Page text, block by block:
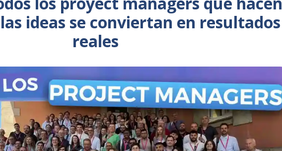
ideas se conviertan en resultados
reales